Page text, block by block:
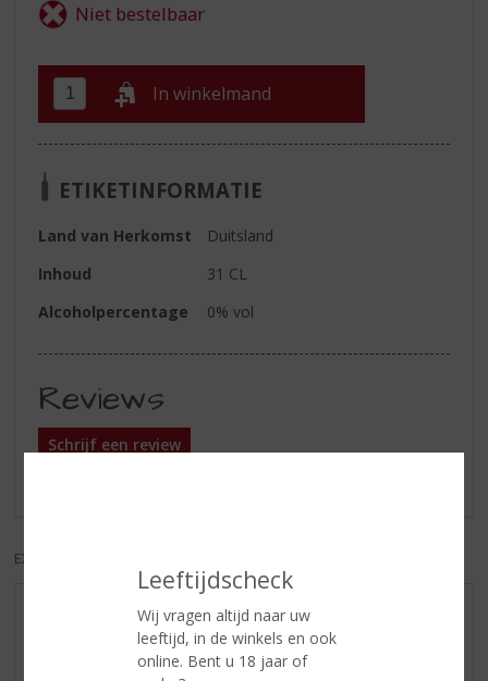
Leeftijdscheck
Wij vragen altijd naar uw
leeftijd, in de winkels en ook
online. Bent u 18 jaar of
In winkelmand
ETIKETINFORMATIE
Land van Herkomst
Duitsland
Inhoud
31 CL
Alcoholpercentage
0% vol
Reviews
Schrijf een review
EXCL. BTW
AANBIEDINGEN
WIJN VAN DE MAAND